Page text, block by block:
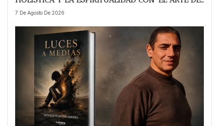
CANALIZAR PARA SANAR’
7 De Agosto De 2026